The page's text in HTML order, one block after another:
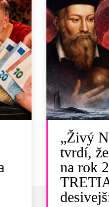
„Živý
tvrdí,
na rok